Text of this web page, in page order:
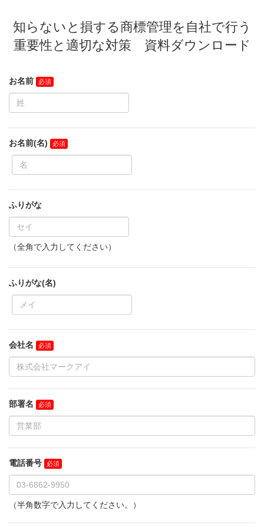
知らないと損する商標管理を自社で行う
重要性と適切な対策 資料ダウンロード
お名前
お名前(名)
ふりがな
（全角で入力してください）
ふりがな(名)
会社名
部署名
電話番号
（半角数字で入力してください。）